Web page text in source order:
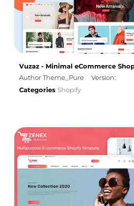
Vuzaz - Minimal eCommerce
Author Theme_Pure
Version:
Categories Shopify